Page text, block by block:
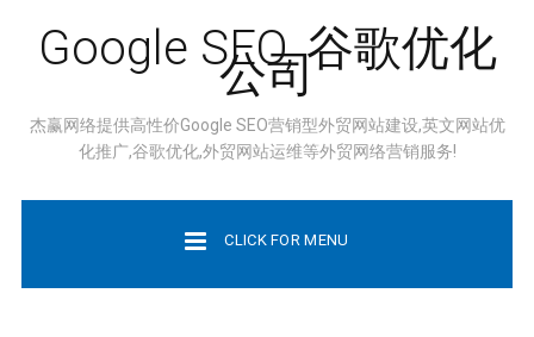
Google SEO, 谷歌优化
公司
杰赢网络提供高性价Google SEO营销型外贸网站建设,英文网站优
化推广,谷歌优化,外贸网站运维等外贸网络营销服务!
CLICK FOR MENU